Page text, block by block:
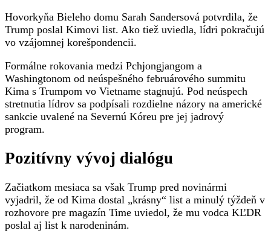
Hovorkyňa Bieleho domu Sarah Sandersová potvrdila, že
Trump poslal Kimovi list. Ako tiež uviedla, lídri pokračujú
vo vzájomnej korešpondencii.
Formálne rokovania medzi Pchjongjangom a
Washingtonom od neúspešného februárového summitu
Kima s Trumpom vo Vietname stagnujú. Pod neúspech
stretnutia lídrov sa podpísali rozdielne názory na americké
sankcie uvalené na Severnú Kóreu pre jej jadrový
program.
Pozitívny vývoj dialógu
Začiatkom mesiaca sa však Trump pred novinármi
vyjadril, že od Kima dostal „krásny“ list a minulý týždeň v
rozhovore pre magazín Time uviedol, že mu vodca KĽDR
poslal aj list k narodeninám.